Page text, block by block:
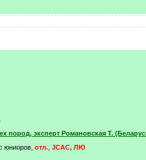
пород, эксперт Романовская Т.
юниоров, отл. JCAC, ЛЮ